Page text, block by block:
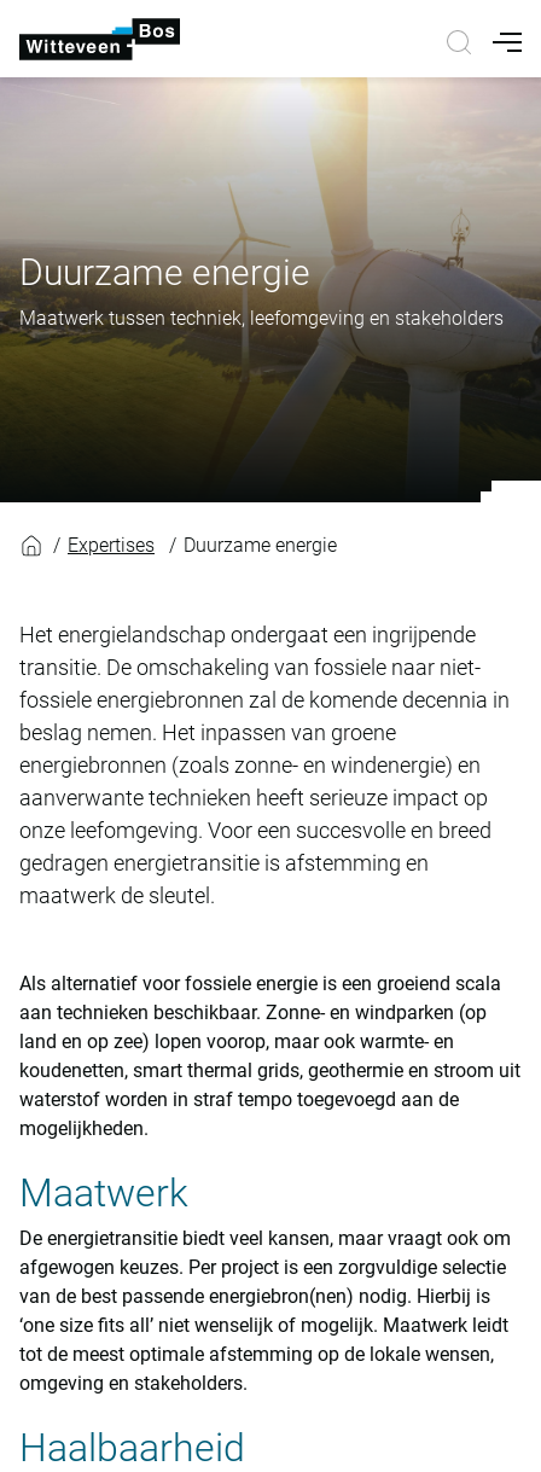
Duurzame energie
Maatwerk tussen techniek, leefomgeving en stakeholders
Expertises Duurzame energie
Het energielandschap ondergaat een ingrijpende
transitie. De omschakeling van fossiele naar niet-
fossiele energiebronnen zal de komende decennia in
beslag nemen. Het inpassen van groene
energiebronnen (zoals zonne- en windenergie) en
aanverwante technieken heeft serieuze impact op
onze leefomgeving. Voor een succesvolle en breed
gedragen energietransitie is afstemming en
maatwerk de sleutel.
Als alternatief voor fossiele energie is een groeiend scala
aan technieken beschikbaar. Zonne- en windparken (op
land en op zee) lopen voorop, maar ook warmte- en
koudenetten, smart thermal grids, geothermie en stroom uit
waterstof worden in straf tempo toegevoegd aan de
mogelijkheden.
Maatwerk
De energietransitie biedt veel kansen, maar vraagt ook om
afgewogen keuzes. Per project is een zorgvuldige selectie
van de best passende energiebron(nen) nodig. Hierbij is
‘one size fits all’ niet wenselijk of mogelijk. Maatwerk leidt
tot de meest optimale afstemming op de lokale wensen,
omgeving en stakeholders.
Haalbaarheid